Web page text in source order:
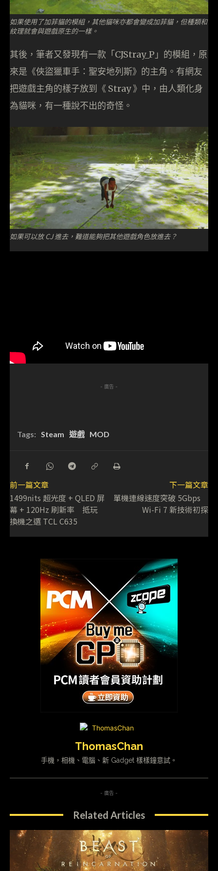
如果使用了加菲貓的模組，其他貓咪亦都會變成加菲貓，但種類和
紋理就會與遊戲原生的一樣。
其後，筆者又發現有一款「CJStray_P」的模組，原
來是《俠盜獵車手：聖安地列斯》的主角。有網友
把遊戲主角的樣子放到《 Stray 》中，由人類化身
為貓咪，有一種說不出的奇怪。
如果可以放 CJ 進去，難道能夠把其他遊戲角色放進去？
- 廣告 -
Tags: Steam 遊戲 MOD
前一篇文章
1499nits 超光度 + QLED 屏
幕 + 120Hz 刷新率 抵玩
換機之選 TCL C635
下一篇文章
單機連線速度突破 5Gbps
Wi-Fi 7 新技術初探
ThomasChan
手機，相機、電腦、新 Gadget 樣樣鐘意試。
- 廣告 -
Related Articles